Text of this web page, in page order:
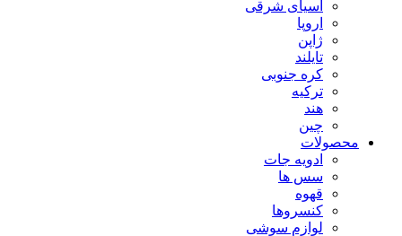
آسیای شرقی
اروپا
ژاپن
تایلند
کره جنوبی
ترکیه
هند
چین
محصولات
ادویه جات
سس ها
قهوه
کنسروها
لوازم سوشی